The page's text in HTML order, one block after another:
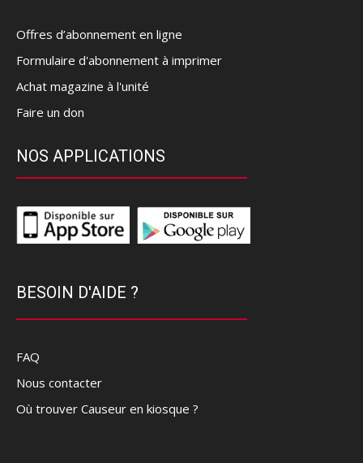
Offres d’abonnement en ligne
Formulaire d'abonnement à imprimer
Achat magazine à l'unité
Faire un don
NOS APPLICATIONS
BESOIN D'AIDE ?
FAQ
Nous contacter
Où trouver Causeur en kiosque ?